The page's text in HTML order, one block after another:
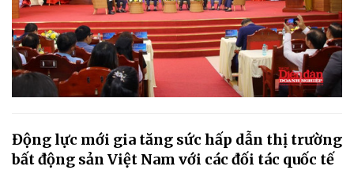
Động lực mới gia tăng sức hấp dẫn thị trường
bất động sản Việt Nam với các đối tác quốc tế